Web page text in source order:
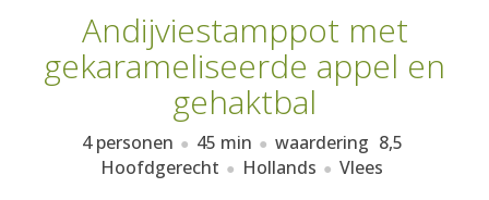
Andijviestamppot met
gekarameliseerde appel en
gehaktbal
4 personen 45 min waardering 8,5
Hoofdgerecht
Hollands Vlees